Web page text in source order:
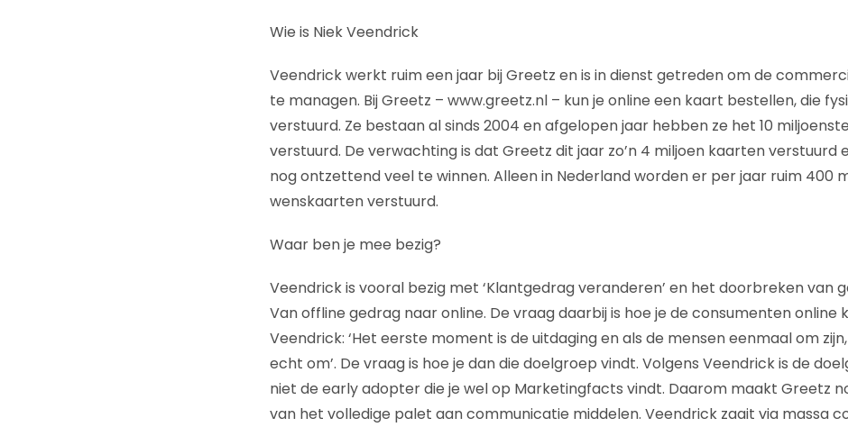
Wie is Niek Veendrick
Veendrick werkt ruim een jaar bij Greetz en is in dienst getreden om de
te managen. Bij Greetz – www.greetz.nl – kun je online een kaart bestellen, die
verstuurd. Ze bestaan al sinds 2004 en afgelopen jaar hebben ze het 10
verstuurd. De verwachting is dat Greetz dit jaar zo’n 4 miljoen kaarten verstuurd
nog ontzettend veel te winnen. Alleen in Nederland worden er per jaar ruim 400
wenskaarten verstuurd.
Waar ben je mee bezig?
Veendrick is vooral bezig met ‘Klantgedrag veranderen’ en het doorbreken van
Van offline gedrag naar online. De vraag daarbij is hoe je de consumenten online
Veendrick: ‘Het eerste moment is de uitdaging en als de mensen eenmaal om
echt om’. De vraag is hoe je dan die doelgroep vindt. Volgens Veendrick is de
niet de early adopter die je wel op Marketingfacts vindt. Daarom maakt Greetz
van het volledige palet aan communicatie middelen. Veendrick zaait via massa